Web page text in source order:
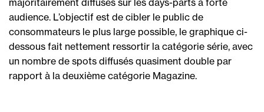
majoritairement diffusés sur les days-parts à forte
audience. L’objectif est de cibler le public de
consommateurs le plus large possible, le graphique ci-
dessous fait nettement ressortir la catégorie série, avec
un nombre de spots diffusés quasiment double par
rapport à la deuxième catégorie Magazine.